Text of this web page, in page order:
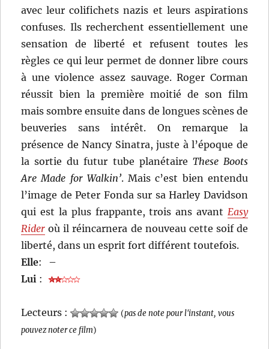
avec leur colifichets nazis et leurs aspirations
confuses. Ils recherchent essentiellement une
sensation de liberté et refusent toutes les
règles ce qui leur permet de donner libre cours
à une violence assez sauvage. Roger Corman
réussit bien la première moitié de son film
mais sombre ensuite dans de longues scènes de
beuveries sans intérêt. On remarque la
présence de Nancy Sinatra, juste à l’époque de
la sortie du futur tube planétaire These Boots
Are Made for Walkin’. Mais c’est bien entendu
l’image de Peter Fonda sur sa Harley Davidson
qui est la plus frappante, trois ans avant Easy
Rider où il réincarnera de nouveau cette soif de
liberté, dans un esprit fort différent toutefois.
Elle:
–
Lui :
Lecteurs : (pas de note pour l'instant, vous
pouvez noter ce film)